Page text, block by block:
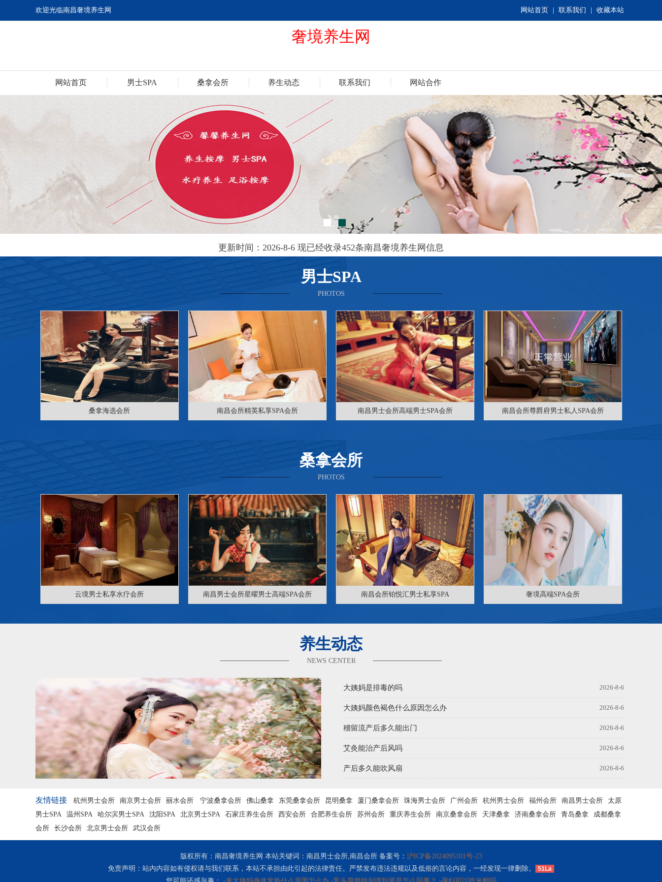
网站首页 联系我们 收藏本站
欢迎光临南昌奢境养生网
奢境养生网
网站首页 男士SPA 桑拿会所 养生动态 联系我们 网站合作
更新时间：2026-8-6 现已经收录452条南昌奢境养生网信息
男士SPA
PHOTOS
桑拿海选会所 南昌会所精英私享SPA会所 南昌男士会所高端男士SPA会所 南昌会所尊爵府男士私人SPA会所
桑拿会所
PHOTOS
云境男士私享水疗会所 南昌男士会所星曜男士高端SPA会所 南昌会所铂悦汇男士私享SPA 奢境高端SPA会所
养生动态
NEWS CENTER
2026-8-6
大姨妈是排毒的吗
2026-8-6
大姨妈颜色褐色什么原因怎么办
2026-8-6
稽留流产后多久能出门
2026-8-6
艾灸能治产后风吗
2026-8-6
产后多久能吹风扇
友情链接 杭州男士会所 南京男士会所 丽水会所 宁波桑拿会所 佛山桑拿 东莞桑拿会所 昆明桑拿 厦门桑拿会所 珠海男士会所 广州会所 杭州男士会所 福州会所 南昌男士会所
太原
男士SPA
温州SPA 哈尔滨男士SPA 沈阳SPA 北京男士SPA 石家庄养生会所 西安会所 合肥养生会所 苏州会所 重庆养生会所 南京桑拿会所 天津桑拿 济南桑拿会所 青岛桑拿
成都桑拿
会所
长沙会所 北京男士会所 武汉会所
版权所有：南昌奢境养生网 本站关键词：南昌男士会所,南昌会所 备案号： 沪ICP备2024095101号-23
免责声明：站内内容如有侵权请与我们联系，本站不承担由此引起的法律责任。严禁发布违法违规以及低俗的言论内容，一经发现一律删除。
51La